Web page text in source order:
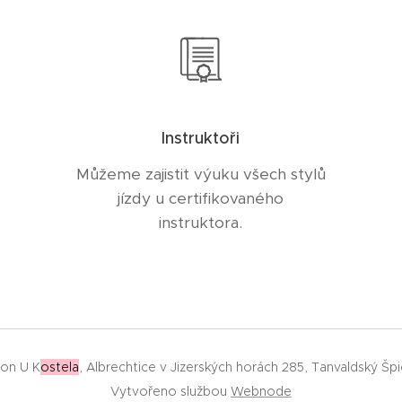
Instruktoři
Můžeme zajistit výuku všech stylů
jízdy u certifikovaného
instruktora.
U Kostela, Albrechtice v Jizerských horách 285, Tanvaldský
Vytvořeno službou Webnode